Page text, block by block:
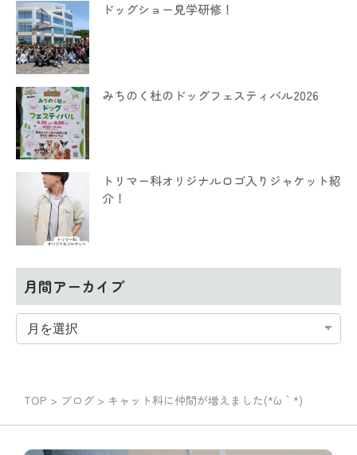
ドッグショー見学研修！
みちのく杜のドッグフェスティバル2026
トリマー科オリジナルロゴ入りジャケット紹
介！
月間アーカイブ
TOP > ブログ > キャット科に仲間が増えました(*´ω｀*)